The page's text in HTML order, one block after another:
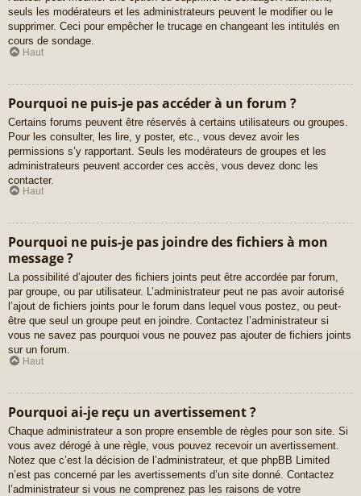
seuls les modérateurs et les administrateurs peuvent le modifier ou le
supprimer. Ceci pour empêcher le trucage en changeant les intitulés en
cours de sondage.
Haut
Pourquoi ne puis-je pas accéder à un forum ?
Certains forums peuvent être réservés à certains utilisateurs ou groupes.
Pour les consulter, les lire, y poster, etc., vous devez avoir les
permissions s’y rapportant. Seuls les modérateurs de groupes et les
administrateurs peuvent accorder ces accès, vous devez donc les
contacter.
Haut
Pourquoi ne puis-je pas joindre des fichiers à mon
message ?
La possibilité d’ajouter des fichiers joints peut être accordée par forum,
par groupe, ou par utilisateur. L’administrateur peut ne pas avoir autorisé
l’ajout de fichiers joints pour le forum dans lequel vous postez, ou peut-
être que seul un groupe peut en joindre. Contactez l’administrateur si
vous ne savez pas pourquoi vous ne pouvez pas ajouter de fichiers joints
sur un forum.
Haut
Pourquoi ai-je reçu un avertissement ?
Chaque administrateur a son propre ensemble de règles pour son site. Si
vous avez dérogé à une règle, vous pouvez recevoir un avertissement.
Notez que c’est la décision de l’administrateur, et que phpBB Limited
n’est pas concerné par les avertissements d’un site donné. Contactez
l’administrateur si vous ne comprenez pas les raisons de votre